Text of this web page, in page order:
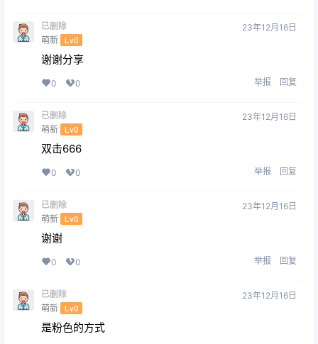
已删除
萌新 Lv0
23年12月16日
谢谢分享
0 0 举报 回复
已删除
萌新 Lv0
23年12月16日
双击666
0 0 举报 回复
已删除
萌新 Lv0
23年12月16日
谢谢
0 0 举报 回复
已删除
萌新 Lv0
23年12月16日
是粉色的方式